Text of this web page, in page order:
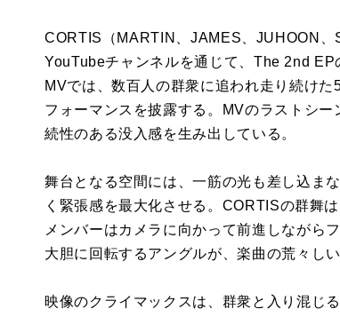
CORTIS （MARTIN、JAMES、JUHOON
YouTubeチャンネルを通じて、The 2nd EP
MVでは、数百人の群衆に追われ走り続けた
フォーマンス を披露する。MVのラストシ
続性のある没入感を生み出している。
舞台と な る空間には、一筋の光も差し込ま な
く緊張感を最大化させる。 CORTISの群舞
メンバーはカメラに向かって前進しながら
大胆に回転するアングルが、楽曲の荒々し
映像のクライマックスは、群衆と入り混じ